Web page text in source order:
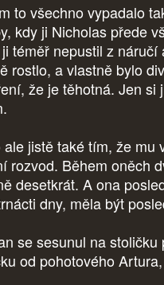
to všechno vypadalo
kdy ji Nicholas přede
téměř nepustil z
rostlo, a vlastně bylo
že je těhotná. Jen
ale jistě také tím, že mu
rozvod. Během oněch
desetkrát. A ona
dny, měla být
se sesunul na
od pohotového